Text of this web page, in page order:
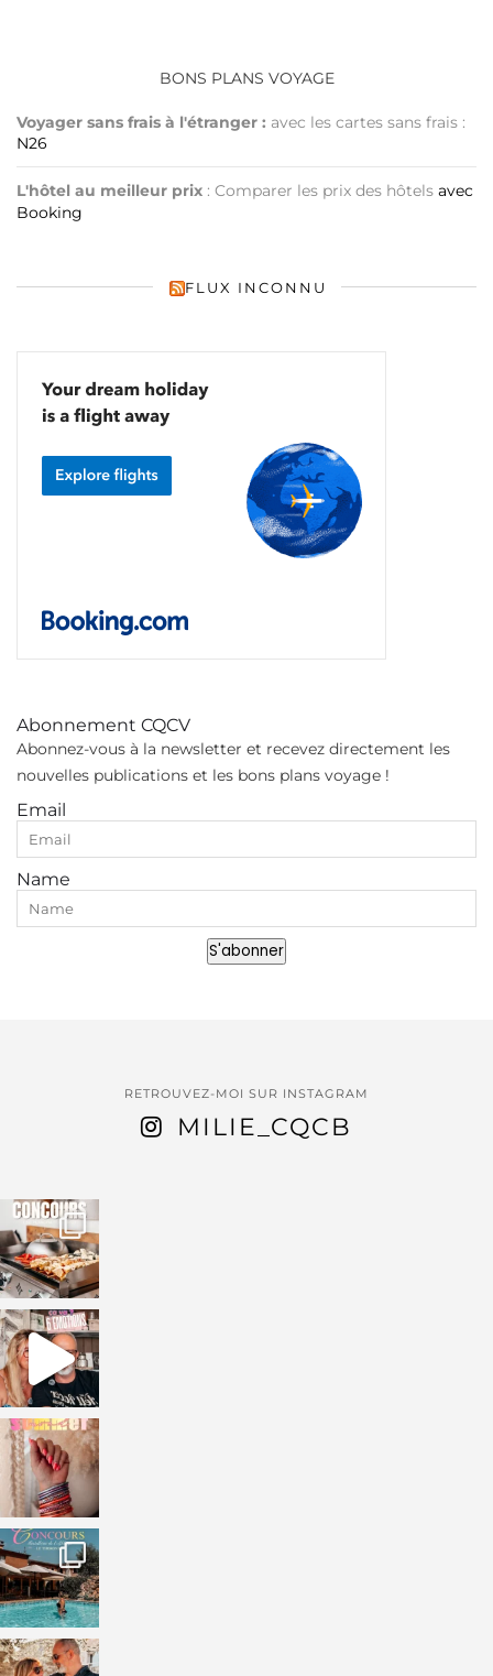
BONS PLANS VOYAGE
Voyager sans frais à l'étranger : avec les cartes sans frais :
N26
L'hôtel au meilleur prix : Comparer les prix des hôtels avec
Booking
FLUX INCONNU
Abonnement CQCV
Abonnez-vous à la newsletter et recevez directement les
nouvelles publications et les bons plans voyage !
Email
Name
S'abonner
RETROUVEZ-MOI SUR INSTAGRAM
MILIE_CQCB